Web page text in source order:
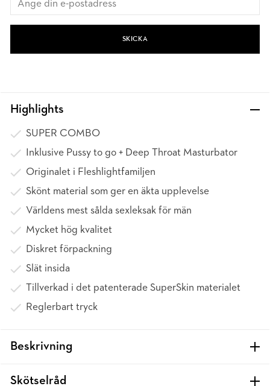
SKICKA
Highlights
SUPER COMBO
Inklusive Pussy to go + Deep Throat Masturbator
Originalet i Fleshlightfamiljen
Skönt material som ger en äkta upplevelse
Världens mest sålda sexleksak för män
Mycket hög kvalitet
Diskret förpackning
Slät insida
Tillverkad i det patenterade SuperSkin materialet
Reglerbart tryck
Beskrivning
Skötselråd